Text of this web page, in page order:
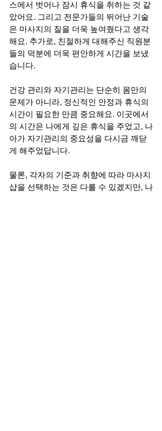
스에서 벗어나 잠시 휴식을 취하는 것 같
았어요. 그리고 전문가들의 뛰어난 기술
은 마사지의 질을 더욱 높여줬다고 생각
해요. 추가로, 친절하게 대해주신 직원분
들의 덕분에 더욱 편안하게 시간을 보냈
습니다.
건강 관리와 자기관리는 단순히 몸만의
문제가 아니라, 정신적인 안정과 휴식의
시간이 필요한 만큼 중요해요. 이곳에서
의 시간은 나에게 깊은 휴식을 주었고, 나
아가 자기관리의 중요성을 다시금 깨닫
게 해주었답니다.
물론, 각자의 기준과 취향에 따라 마사지
샵을 선택하는 것은 다를 수 있겠지만, 나